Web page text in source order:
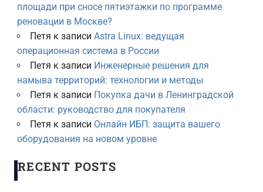
площади при сносе пятиэтажки по программе
реновации в Москве?
Петя к записи Astra Linux: ведущая
операционная система в России
Петя к записи Инженерные решения для
намыва территорий: технологии и методы
Петя к записи Покупка дачи в Ленинградской
области: руководство для покупателя
Петя к записи Онлайн ИБП: защита вашего
оборудования на новом уровне
RECENT POSTS